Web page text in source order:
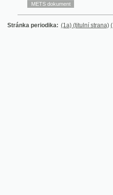
Stránka periodika: (1a) (titulní strana)